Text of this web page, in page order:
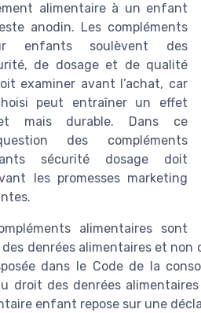
alimentaire à un enfant
anodin. Les compléments
enfants soulèvent des
de dosage et de qualité
examiner avant l’achat, car
peut entraîner un effet
mais durable. Dans ce
des compléments
sécurité dosage doit
les promesses marketing
alimentaires sont
des denrées alimentaires et
dans le Code de la
droit des denrées
enfant repose sur une